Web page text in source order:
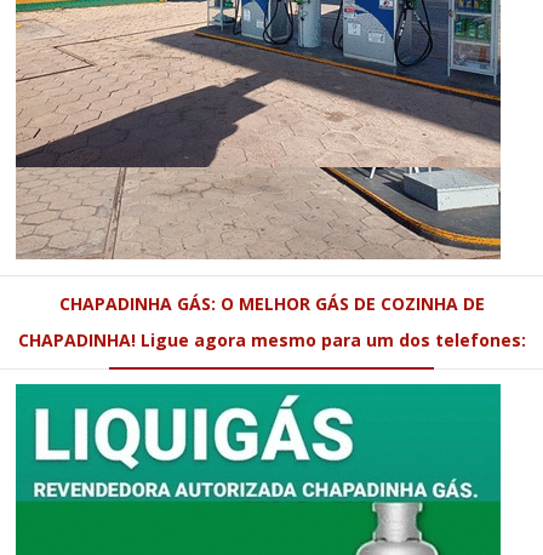
CHAPADINHA GÁS: O MELHOR GÁS DE COZINHA DE
CHAPADINHA! Ligue agora mesmo para um dos telefones: